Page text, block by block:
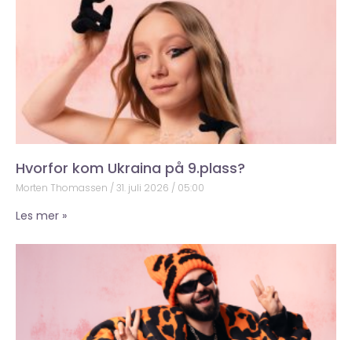
Hvorfor kom Ukraina på 9.plass?
Morten Thomassen 31. juli 2026 05:00
Les mer »